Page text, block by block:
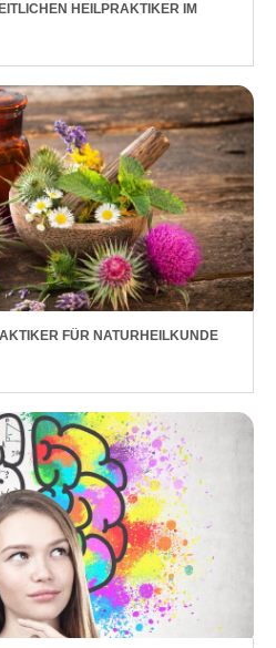
HEILPRAKTIKER IM
FÜR NATURHEILKUNDE